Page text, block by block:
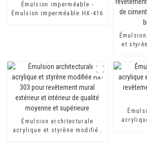
Émulsion imperméable -
Émulsion imperméable HX-416
et
ciment
Émulsion architecturale
acrylique et styrène modifiée